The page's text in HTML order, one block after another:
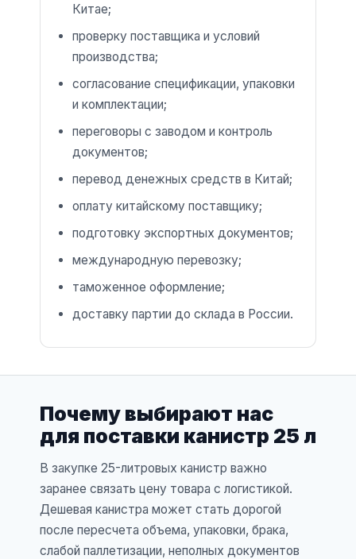
Китае;
проверку поставщика и условий
производства;
согласование спецификации, упаковки
и комплектации;
переговоры с заводом и контроль
документов;
перевод денежных средств в Китай;
оплату китайскому поставщику;
подготовку экспортных документов;
международную перевозку;
таможенное оформление;
доставку партии до склада в России.
Почему выбирают нас
для поставки канистр 25 л
В закупке 25-литровых канистр важно
заранее связать цену товара с логистикой.
Дешевая канистра может стать дорогой
после пересчета объема, упаковки, брака,
слабой паллетизации, неполных документов